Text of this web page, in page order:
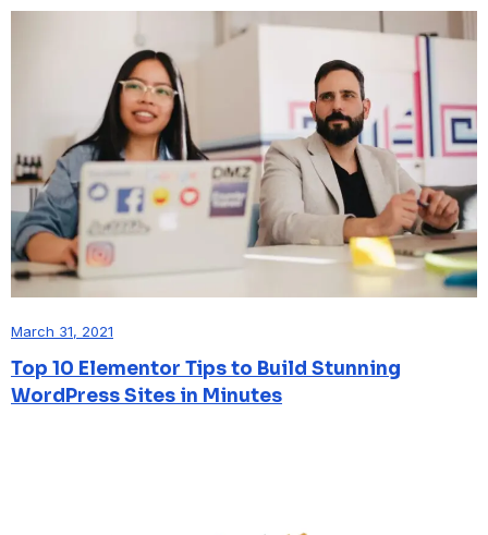
March 31, 2021
Top 10 Elementor Tips to Build Stunning
WordPress Sites in Minutes